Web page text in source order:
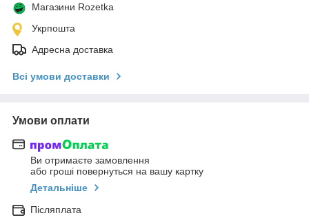
Магазини Rozetka
Укрпошта
Адресна доставка
Всі умови доставки
Умови оплати
Ви отримаєте замовлення
або гроші повернуться на вашу картку
Детальніше
Післяплата